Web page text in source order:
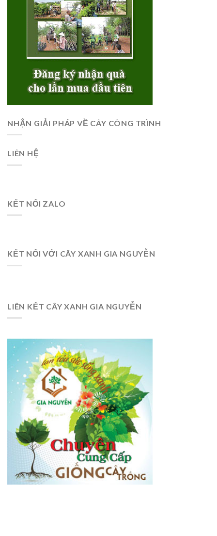
NHẬN GIẢI PHÁP VỀ CÂY CÔNG TRÌNH
LIÊN HỆ
KẾT NỐI ZALO
KẾT NỐI VỚI CÂY XANH GIA NGUYỄN
LIÊN KẾT CÂY XANH GIA NGUYỄN